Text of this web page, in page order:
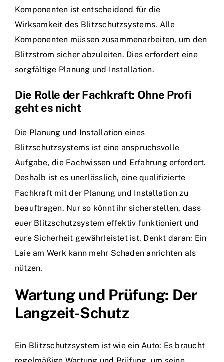
Komponenten ist entscheidend für die
Wirksamkeit des Blitzschutzsystems. Alle
Komponenten müssen zusammenarbeiten, um den
Blitzstrom sicher abzuleiten. Dies erfordert eine
sorgfältige Planung und Installation.
Die Rolle der Fachkraft: Ohne Profi
geht es nicht
Die Planung und Installation eines
Blitzschutzsystems ist eine anspruchsvolle
Aufgabe, die Fachwissen und Erfahrung erfordert.
Deshalb ist es unerlässlich, eine qualifizierte
Fachkraft mit der Planung und Installation zu
beauftragen. Nur so könnt ihr sicherstellen, dass
euer Blitzschutzsystem effektiv funktioniert und
eure Sicherheit gewährleistet ist. Denkt daran: Ein
Laie am Werk kann mehr Schaden anrichten als
nützen.
Wartung und Prüfung: Der
Langzeit-Schutz
Ein Blitzschutzsystem ist wie ein Auto: Es braucht